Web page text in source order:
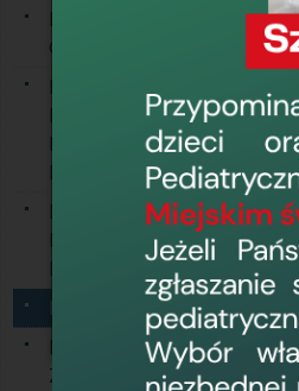
Pracownia Endoskopii
Gastroenterologicznej
Medyczne Laboratorium
Mikrobiologiczne -
Laboratorium
Bakteriologiczne
Pracownia Diagnostyki
Inwazyjnej Chorób Układu
Pracownia EEG
Pracownia Radiologii
Zabiegowej